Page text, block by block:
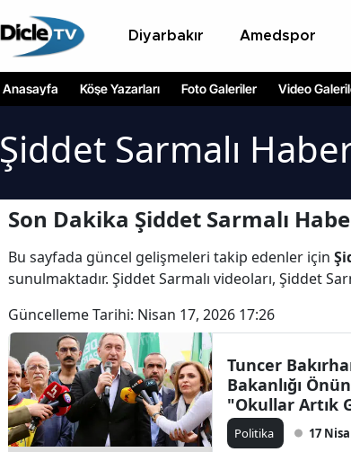
Diyarbakır Amedspor
Anasayfa Köşe Yazarları Foto Galeriler Video
Şiddet Sarmalı
Son Dakika Şiddet Sarmalı
Bu sayfada güncel gelişmeleri takip edenler için
sunulmaktadır. Şiddet Sarmalı videoları, Şiddet
Güncelleme Tarihi: Nisan 17, 2026 17:26
Tuncer
Bakanlığı
"Okullar Artık
Değil"
Politika 17